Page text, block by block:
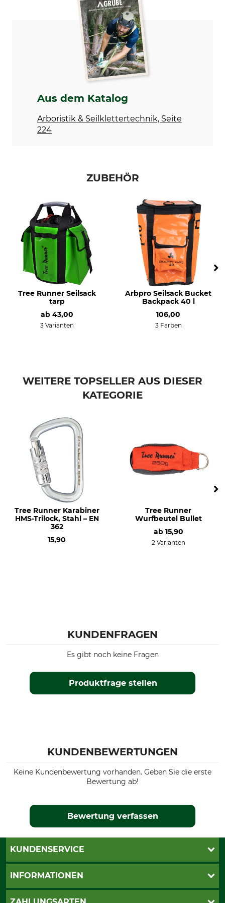
Arbeitsseil
Herstellung
Made in Germany
Länge
70 m
9800 g
Aus dem Katalog
Arboristik & Seilklettertechnik, Seite
224
ZUBEHÖR
Tree Runner Seilsack
tarp
ab 43,00
3 Varianten
Arbpro Seilsack Bucket
Backpack 40 l
106,00
3 Farben
WEITERE TOPSELLER AUS DIESER
KATEGORIE
Tree Runner Karabiner
HMS-Trilock, Stahl – EN
362
15,90
Tree Runner
Wurfbeutel Bullet
ab 15,90
2 Varianten
KUNDENFRAGEN
Produktfrage stellen
Es gibt noch keine Fragen
KUNDENBEWERTUNGEN
Keine Kundenbewertung vorhanden. Geben Sie die erste
Bewertung ab!
Bewertung verfassen
KUNDENSERVICE
Live-Shopping
INFORMATIONEN
AGB